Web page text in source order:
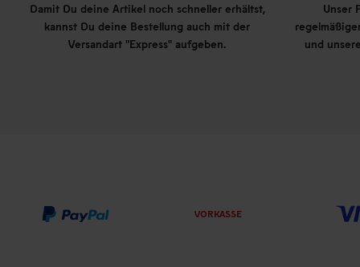
Damit Du deine Artikel noch schneller erhältst,
kannst Du deine Bestellung auch mit der
Versandart "Express" aufgeben.
Unser
und
VORKASSE